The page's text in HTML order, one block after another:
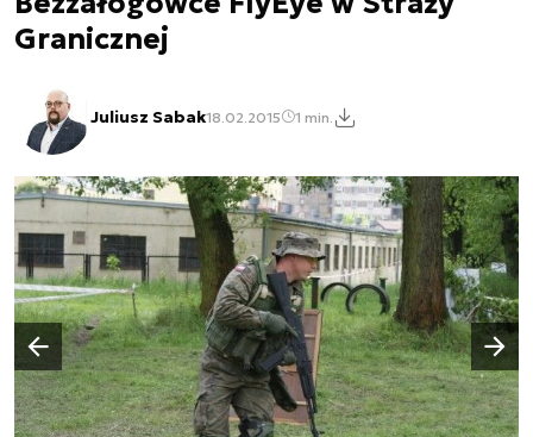
Granicznej
Juliusz Sabak18.02.2015 1 min.
Poprzedni slajd
Następny slajd